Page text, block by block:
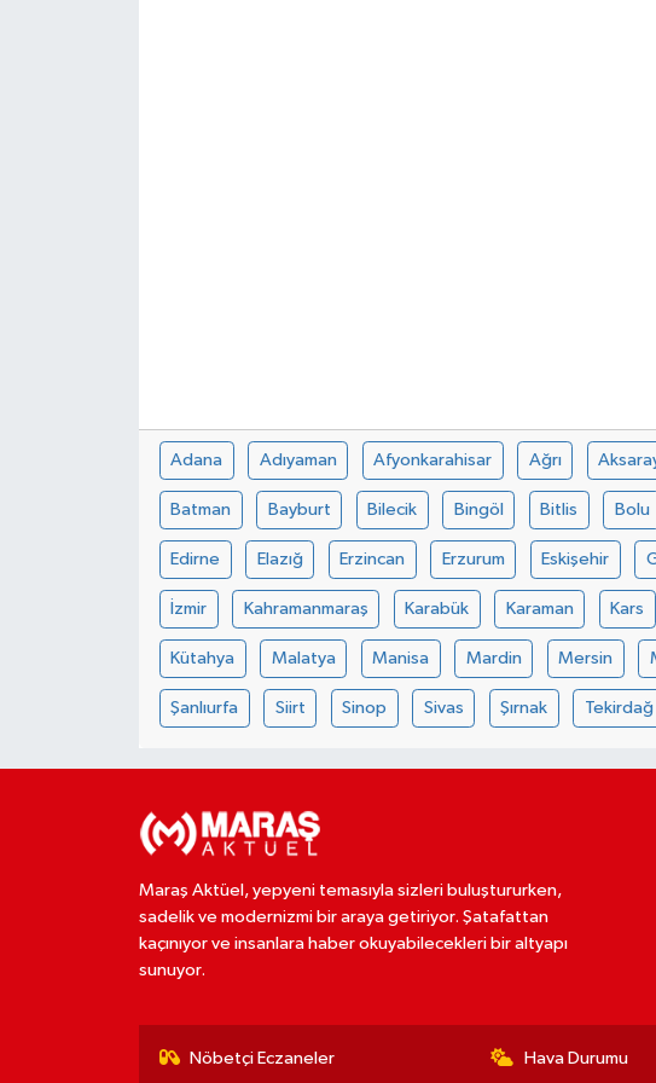
Adana Adıyaman Afyonkarahisar Ağrı
Batman Bayburt Bilecik Bingöl Bitlis Bolu
Edirne Elazığ Erzincan Erzurum Eskişehir
İzmir Kahramanmaraş Karabük Karaman Kars
Kütahya Malatya Manisa Mardin Mersin
Şanlıurfa Siirt Sinop Sivas Şırnak Tekirdağ
Maraş Aktüel, yepyeni temasıyla sizleri buluştururken,
sadelik ve modernizmi bir araya getiriyor. Şatafattan
kaçınıyor ve insanlara haber okuyabilecekleri bir altyapı
sunuyor.
Nöbetçi Eczaneler Hava Durumu